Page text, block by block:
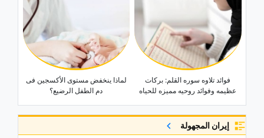
فوائد تلاوه سوره القلم: برکات
عظیمه وفوائد روحیه ممیزه للحیاه
لماذا ینخفض مستوى الأکسجین فی
دم الطفل الرضیع؟
إيران المجهولة